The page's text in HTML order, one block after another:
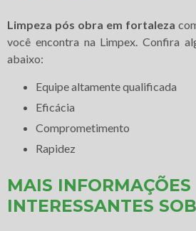
Limpeza pós obra em fortaleza
você encontra na Limpex. Confira
abaixo:
equipe altamente qualificada
eficácia
comprometimento
rapidez
MAIS INFORMAÇÕES
INTERESSANTES